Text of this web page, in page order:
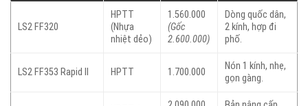
LS2 FF320
HPTT
(Nhựa
nhiệt dẻo)
1.560.000
(Gốc
2.600.000)
Dòng quốc dân,
2 kính, hợp đi
phố.
LS2 FF353 Rapid II HPTT 1.700.000
Nón 1 kính, nhẹ,
gọn gàng.